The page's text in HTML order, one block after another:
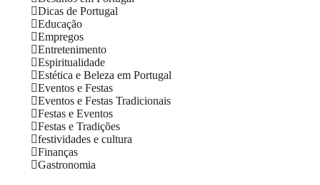
Dicas de Portugal
Educação
Empregos
Entretenimento
Espiritualidade
Estética e Beleza em Portugal
Eventos e Festas
Eventos e Festas Tradicionais
Festas e Eventos
Festas e Tradições
festividades e cultura
Finanças
Gastronomia